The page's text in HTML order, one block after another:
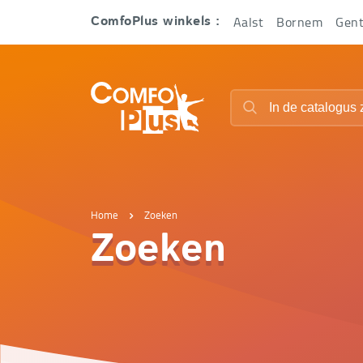
Home Zoeken
Zoeken
ComfoPlus winkels : Aalst Bornem Gent
ComfoPlus
Homepagina
Zoeken
Zoeken